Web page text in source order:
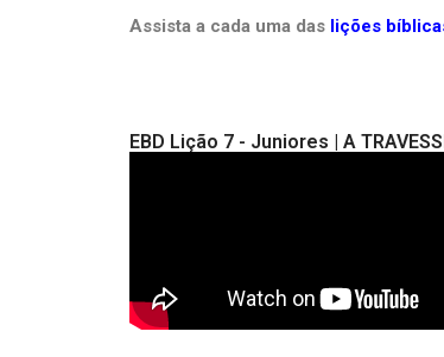
Assista a cada uma das lições
EBD Lição 7 - Juniores | A